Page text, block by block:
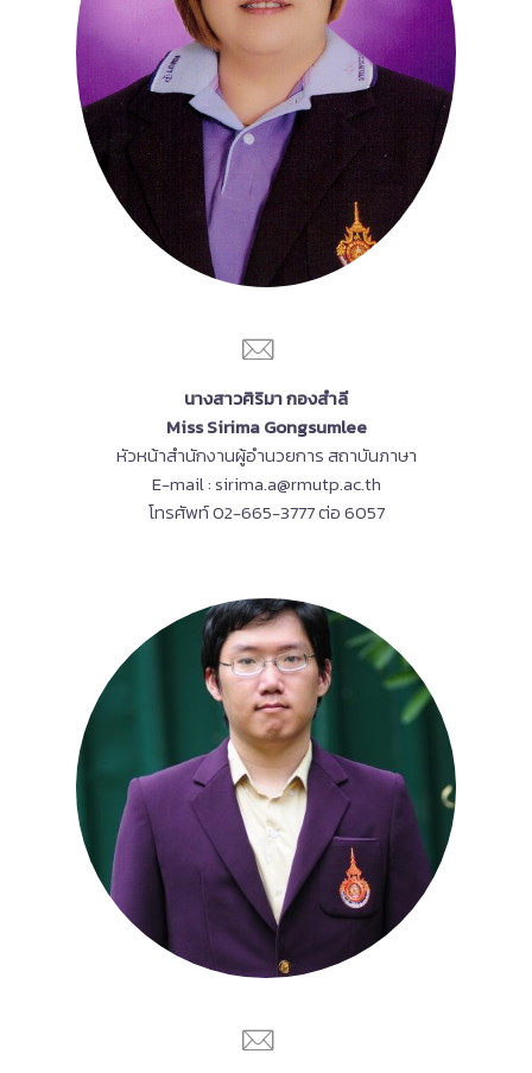
นางสาวศิริมา กองสำลี
Miss Sirima Gongsumlee
หัวหน้าสำนักงานผู้อำนวยการ สถาบันภาษา
E-mail : sirima.a@rmutp.ac.th
โทรศัพท์ 02-665-3777 ต่อ 6057